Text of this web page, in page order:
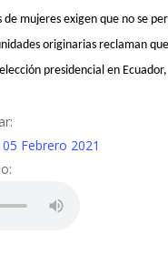
de mujeres exigen que no se
originarias reclaman
presidencial en
Febrero 2021